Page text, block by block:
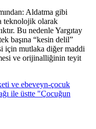
Aldatma gibi
teknolojik olarak
Bu nedenle Yargıtay
başına “kesin delil”
için mutlaka diğer maddi
ve orijinalliğinin teyit